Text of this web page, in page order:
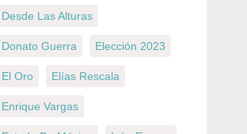
Desde Las Alturas
Donato Guerra Elección 2023
El Oro Elías Rescala
Enrique Vargas